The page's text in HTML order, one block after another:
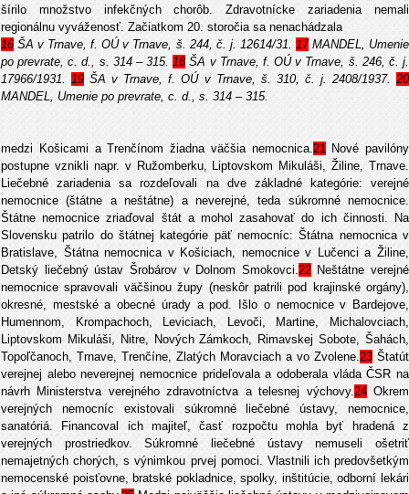
šírilo množstvo infekčných chorôb. Zdravotnícke zariadenia nemali
regionálnu vyváženosť. Začiatkom 20. storočia sa nenachádzala
16 ŠA v Trnave, f. OÚ v Trnave, š. 244, č. j. 12614/31. 17MANDEL, Umenie
po prevrate, c. d., s. 314 – 315.18ŠA v Trnave, f. OÚ v Trnave, š. 246, č. j.
17966/1931.19 ŠA v Trnave, f. OÚ v Trnave, š. 310, č. j. 2408/1937.20
MANDEL, Umenie po prevrate, c. d., s. 314 – 315.
medzi Košicami a Trenčínom žiadna väčšia nemocnica.21Nové pavilóny
postupne vznikli napr. v Ružomberku, Liptovskom Mikuláši, Žiline, Trnave.
Liečebné zariadenia sa rozdeľovali na dve základné kategórie: verejné
nemocnice (štátne a neštátne) a neverejné, teda súkromné nemocnice.
Štátne nemocnice zriaďoval štát a mohol zasahovať do ich činnosti. Na
Slovensku patrilo do štátnej kategórie päť nemocníc: Štátna nemocnica v
Bratislave, Štátna nemocnica v Košiciach, nemocnice v Lučenci a Žiline,
Detský liečebný ústav Šrobárov v Dolnom Smokovci.22Neštátne verejné
nemocnice spravovali väčšinou župy (neskôr patrili pod krajinské orgány),
okresné, mestské a obecné úrady a pod. Išlo o nemocnice v Bardejove,
Humennom, Krompachoch, Leviciach, Levoči, Martine, Michalovciach,
Liptovskom Mikuláši, Nitre, Nových Zámkoch, Rimavskej Sobote, Šahách,
Topoľčanoch, Trnave, Trenčíne, Zlatých Moravciach a vo Zvolene.23 Štatút
verejnej alebo neverejnej nemocnice prideľovala a odoberala vláda ČSR na
návrh Ministerstva verejného zdravotníctva a telesnej výchovy.24Okrem
verejných nemocníc existovali súkromné liečebné ústavy, nemocnice,
sanatóriá. Financoval ich majiteľ, časť rozpočtu mohla byť hradená z
verejných prostriedkov. Súkromné liečebné ústavy nemuseli ošetriť
nemajetných chorých, s výnimkou prvej pomoci. Vlastnili ich predovšetkým
nemocenské poisťovne, bratské pokladnice, spolky, inštitúcie, odborní lekári